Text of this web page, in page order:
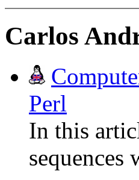
Carlos
Perl
In this
sequences